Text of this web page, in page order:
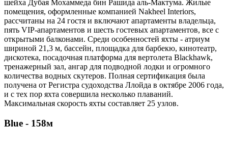
шейха Дубая Мохаммеда бин Рашида аль-Мактума. Жилые
помещения, оформленные компанией Nakheel Interiors,
рассчитаны на 24 гостя и включают апартаменты владельца,
пять VIP-апартаментов и шесть гостевых апартаментов, все с
открытыми балконами. Среди особенностей яхты - атриум
шириной 21,3 м, бассейн, площадка для барбекю, кинотеатр,
дискотека, посадочная платформа для вертолета Blackhawk,
тренажерный зал, ангар для подводной лодки и огромного
количества водных скутеров. Полная сертификация была
получена от Регистра судоходства Ллойда в октябре 2006 года,
и с тех пор яхта совершила несколько плаваний.
Максимальная скорость яхты составляет 25 узлов.
Blue - 158м